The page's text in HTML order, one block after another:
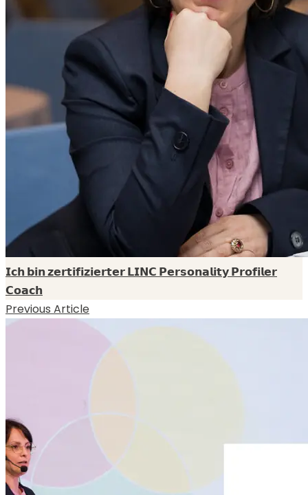
𝗜𝗰𝗵 𝗯𝗶𝗻 𝘇𝗲𝗿𝘁𝗶𝗳𝗶𝘇𝗶𝗲𝗿𝘁𝗲𝗿 𝗟𝗜𝗡𝗖 𝗣𝗲𝗿𝘀𝗼𝗻𝗮𝗹𝗶𝘁𝘆 𝗣𝗿𝗼𝗳𝗶𝗹𝗲𝗿
𝗖𝗼𝗮𝗰𝗵
Previous Article